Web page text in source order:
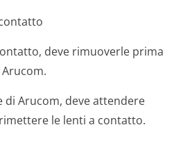
deve rimuoverle prima
di Arucom, deve attendere
le lenti a contatto.